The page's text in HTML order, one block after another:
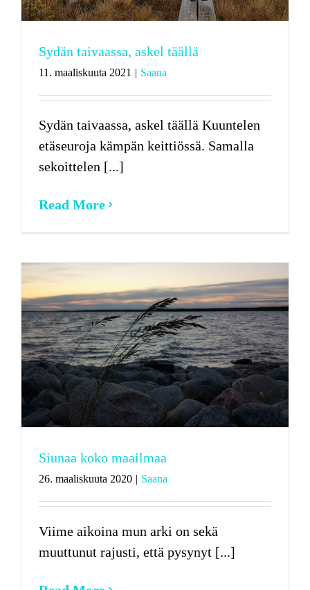
Sydän taivaassa, askel täällä
11. maaliskuuta 2021 | Saana
Sydän taivaassa, askel täällä Kuuntelen
etäseuroja kämpän keittiössä. Samalla
sekoittelen [...]
Read More
Siunaa koko maailmaa
26. maaliskuuta 2020 | Saana
Viime aikoina mun arki on sekä
muuttunut rajusti, että pysynyt [...]